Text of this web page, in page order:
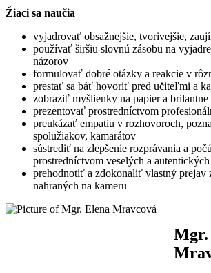
Žiaci sa naučia
vyjadrovať obsažnejšie, tvorivejšie,
používať širšiu slovnú zásobu na
názorov
formulovať dobré otázky a reakcie v
prestať sa báť hovoriť pred učiteľmi a
zobraziť myšlienky na papier a
prezentovať prostredníctvom
preukázať empatiu v rozhovoroch,
spolužiakov, kamarátov
sústrediť na zlepšenie rozprávania a
prostredníctvom veselých a
prehodnotiť a zdokonaliť vlastný prejav
nahraných na kameru
Mgr.